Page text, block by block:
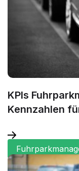
KPIs
Kennzahlen